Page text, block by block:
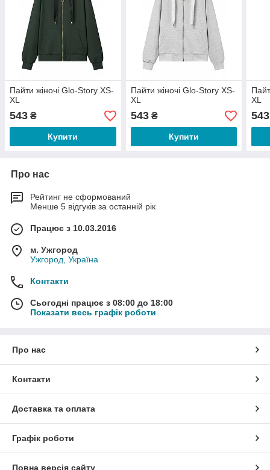
Пайти жіночі Glo-Story XS-
XL
543 ₴
Купити
Пайти жіночі Glo-Story XS-
XL
543₴
Купити
XL
543
Про нас
Рейтинг не сформований
Менше 5 відгуків за останній рік
Працює з 10.03.2016
м. Ужгород
Ужгород, Україна
Контакти
Сьогодні працює з 08:00 до 18:00
Показати весь графік роботи
Про нас
Контакти
Доставка та оплата
Графік роботи
Повна версія сайту